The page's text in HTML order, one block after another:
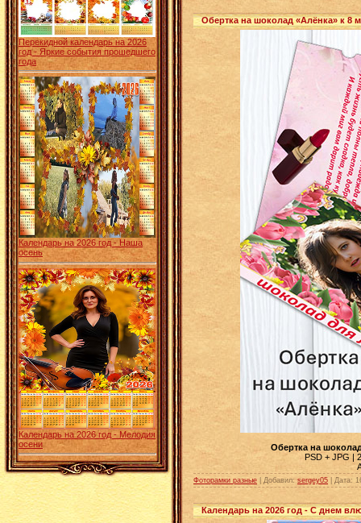
Перекидной календарь на 2026
год - Яркие события прошедшего
года
Календарь на 2026 год - Наша
осень
Календарь на 2026 год - Мелодия
осени
Обертка на шоколад «Алёнка» к 8
Обертка на
PSD + JPG |
Фоторамки разные | Добавил: sergey05 Дата:
Календарь на 2026 год - С днем